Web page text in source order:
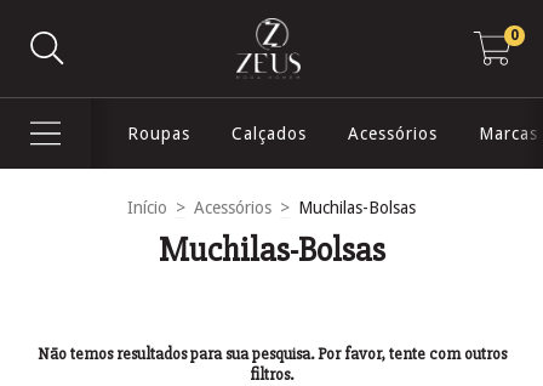
0
Roupas Calçados Acessórios Marcas
Início > Acessórios > Muchilas-Bolsas
Muchilas-Bolsas
Não temos resultados para sua pesquisa. Por favor, tente com outros
filtros.